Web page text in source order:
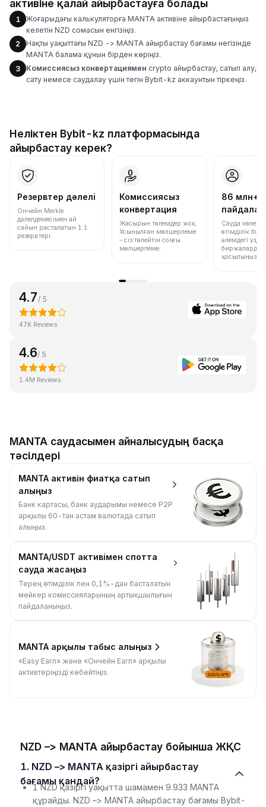
активіне қалай айырбастауға болады
1
Жоғарыдағы калькуляторға MANTA активіне айырбастағыңыз
келетін NZD сомасын енгізіңіз.
2
Нақты уақыттағы NZD -> MANTA айырбастау бағамы негізінде
MANTA балама құнын бірден көріңіз.
3
Комиссиясыз конвертациямен crypto айырбастау, сатып алу,
сату немесе саудалау үшін тегін Bybit-kz аккаунтын тіркеңіз.
Неліктен Bybit-kz платформасында
айырбастау керек?
Резервтер дәлелі
Ончейн Merkle
дәлелдемесімен ай
сайын расталатын 1:1
резервтері.
Комиссиясыз
конвертация
Жасырын төлемдер жоқ.
Ұсынылған мөлшерлеме
– сіз төлейтін соңғы
мөлшерлеме.
86 млн+
Сауда көлемі
өтімділік
әлемдегі үздік
биржалардың
қосылыңыз.
4.7 / 5
47K Reviews
4.6/ 5
1.4M Reviews
MANTA саудасымен айналысудың басқа
тәсілдері
MANTA активін фиатқа сатып
алыңыз
Банк картасы, банк аударымы немесе P2P
арқылы 60-тан астам валютада сатып
алыңыз.
MANTA/USDT активімен спотта
сауда жасаңыз
Терең өтімділік пен 0,1%-дан басталатын
мейкер комиссияларының артықшылығын
пайдаланыңыз.
MANTA арқылы табыс алыңыз
«Easy Earn» және «Ончейн Earn» арқылы
активтеріңізді көбейтіңіз.
NZD –> MANTA айырбастау бойынша ЖҚС
1. NZD –> MANTA қазіргі айырбастау
бағамы қандай?
1 NZD қазіргі уақытта шамамен 9.933 MANTA
құрайды. NZD –> MANTA айырбастау бағамы Bybit-